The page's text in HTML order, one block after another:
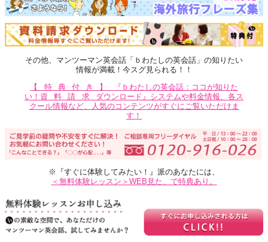
その他、マンツーマン英会話「ｂわたしの英会話」の知りたい
情報が満載！今スグ見られる！！
【特典付き】
『ｂわたしの英会話：ココが知りた
い！ 資料請求 ダウンロード』システムや料金情報、各ス
クール情報など、人気のコンテンツがすぐにご覧いただけま
す！
※『すぐに体験してみたい！』派のあなたには、
＜無料体験レッスン＞WEB見た、で特典あり。